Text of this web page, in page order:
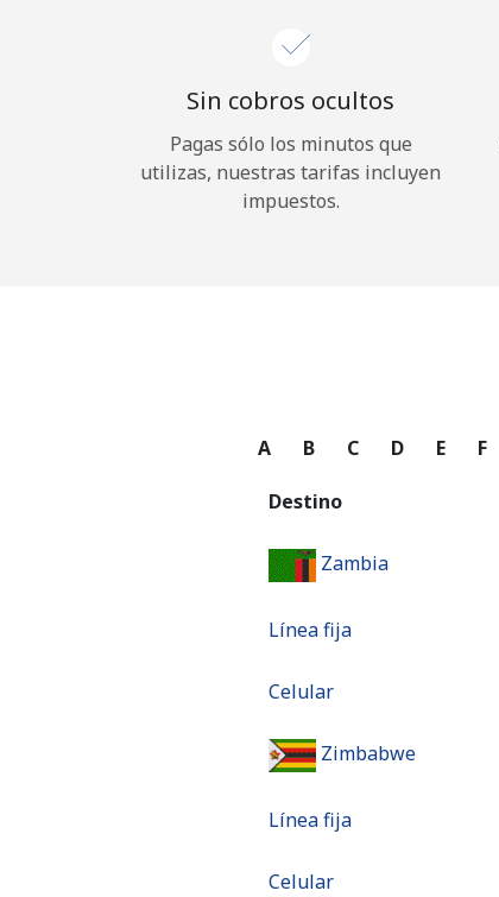
Sin cobros ocultos
Pagas sólo los minutos que
utilizas, nuestras tarifas incluyen
impuestos.
A B C D E F
Destino
Zambia
Línea fija
Celular
Zimbabwe
Línea fija
Celular